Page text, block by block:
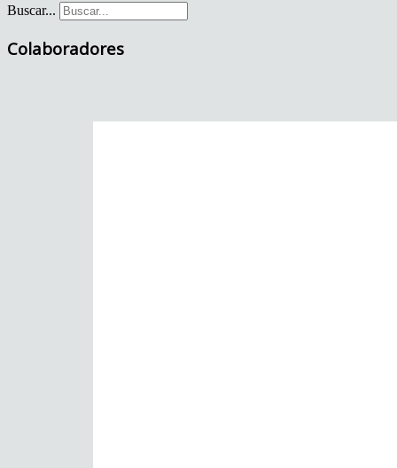
Buscar...
Colaboradores